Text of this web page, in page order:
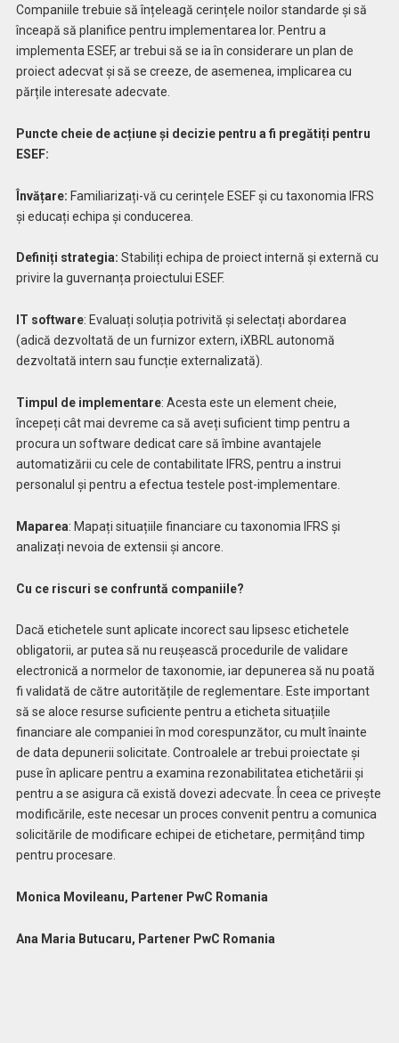
Companiile trebuie să înțeleagă cerințele noilor standarde și să
înceapă să planifice pentru implementarea lor. Pentru a
implementa ESEF, ar trebui să se ia în considerare un plan de
proiect adecvat și să se creeze, de asemenea, implicarea cu
părțile interesate adecvate.
Puncte cheie de acțiune și decizie pentru a fi pregătiți pentru
ESEF:
Învățare: Familiarizați-vă cu cerințele ESEF și cu taxonomia IFRS
și educați echipa și conducerea.
Definiți strategia: Stabiliți echipa de proiect internă și externă cu
privire la guvernanța proiectului ESEF.
IT software: Evaluați soluția potrivită și selectați abordarea
(adică dezvoltată de un furnizor extern, iXBRL autonomă
dezvoltată intern sau funcție externalizată).
Timpul de implementare: Acesta este un element cheie,
începeți cât mai devreme ca să aveți suficient timp pentru a
procura un software dedicat care să îmbine avantajele
automatizării cu cele de contabilitate IFRS, pentru a instrui
personalul și pentru a efectua testele post-implementare.
Maparea: Mapați situațiile financiare cu taxonomia IFRS și
analizați nevoia de extensii și ancore.
Cu ce riscuri se confruntă companiile?
Dacă etichetele sunt aplicate incorect sau lipsesc etichetele
obligatorii, ar putea să nu reușească procedurile de validare
electronică a normelor de taxonomie, iar depunerea să nu poată
fi validată de către autoritățile de reglementare. Este important
să se aloce resurse suficiente pentru a eticheta situațiile
financiare ale companiei în mod corespunzător, cu mult înainte
de data depunerii solicitate. Controalele ar trebui proiectate și
puse în aplicare pentru a examina rezonabilitatea etichetării și
pentru a se asigura că există dovezi adecvate. În ceea ce privește
modificările, este necesar un proces convenit pentru a comunica
solicitările de modificare echipei de etichetare, permițând timp
pentru procesare.
Monica Movileanu, Partener PwC Romania
Ana Maria Butucaru, Partener PwC Romania